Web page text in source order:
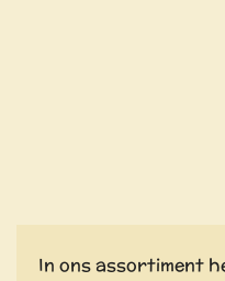
In ons assortiment